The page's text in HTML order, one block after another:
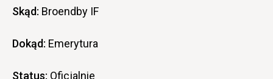
Skąd: Broendby IF
Dokąd: Emerytura
Status: Oficjalnie